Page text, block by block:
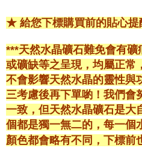
★ 給您下標購買前的貼心
***天然水晶礦石難免會有
或礦缺等之呈現，均屬正常
不會影響天然水晶的靈性與
三考慮後再下單喲！我們會
一致，但天然水晶礦石是大
個都是獨一無二的，每一個
顏色都會略有不同，下標前